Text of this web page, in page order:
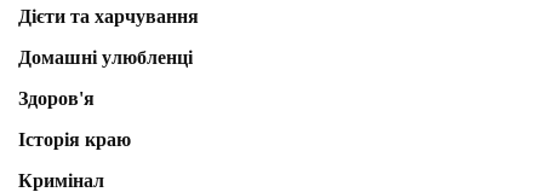
Дієти та харчування
Домашні улюбленці
Здоров'я
Історія краю
Кримінал